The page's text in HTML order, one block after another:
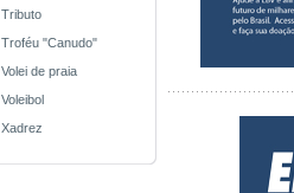
Tributo
Troféu "Canudo"
Volei de praia
Voleibol
Xadrez